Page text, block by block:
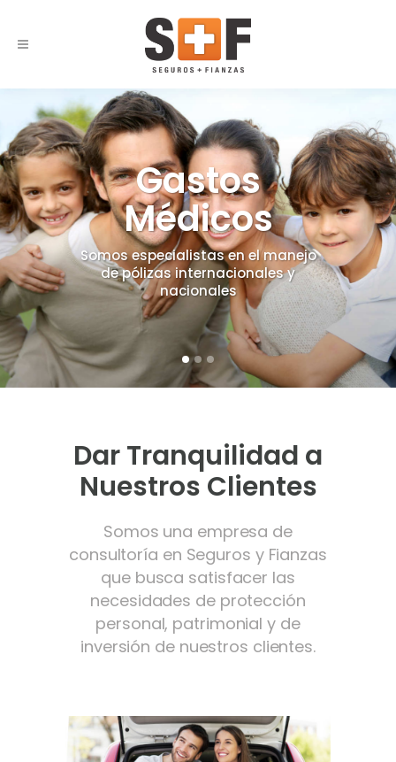
Gastos
Médicos
Somos especialistas en el manejo
de pólizas internacionales y
nacionales
Dar Tranquilidad a
Nuestros Clientes
Somos una empresa de
consultoría en Seguros y Fianzas
que busca satisfacer las
necesidades de protección
personal, patrimonial y de
inversión de nuestros clientes.